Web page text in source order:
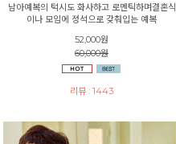
남아예복의 턱시도 화사하고 로멘틱하며결혼식
이나 모임에 정석으로 갖춰입는 예복
52,000원
60,000원
리뷰 : 1443